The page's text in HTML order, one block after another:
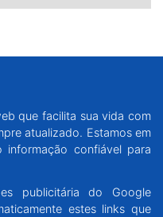
que facilita sua vida com
atualizado. Estamos em
informação confiável para
publicitária do Google
estes links que